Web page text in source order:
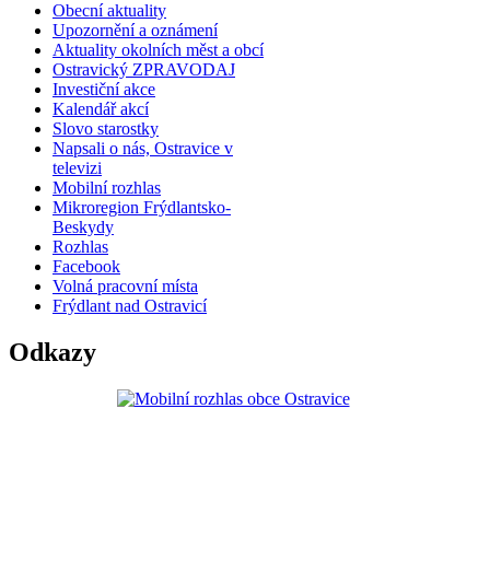
Obecní aktuality
Upozornění a oznámení
Aktuality okolních měst a obcí
Ostravický ZPRAVODAJ
Investiční akce
Kalendář akcí
Slovo starostky
Napsali o nás, Ostravice v
televizi
Mobilní rozhlas
Mikroregion Frýdlantsko-
Beskydy
Rozhlas
Facebook
Volná pracovní místa
Frýdlant nad Ostravicí
Odkazy